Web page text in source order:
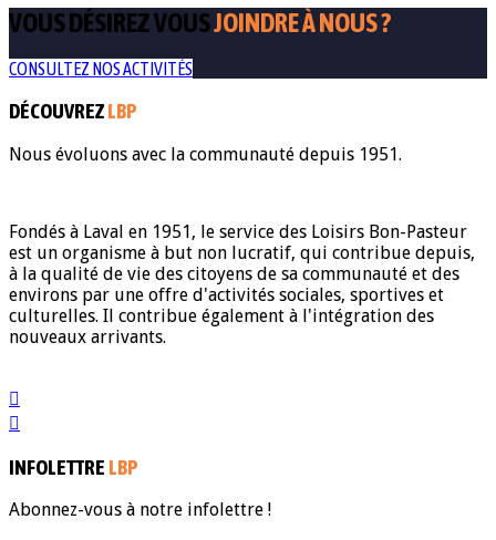
VOUS DÉSIREZ VOUSJOINDRE À NOUS ?
CONSULTEZ NOS ACTIVITÉS
DÉCOUVREZLBP
Nous évoluons avec la communauté depuis 1951.
Fondés à Laval en 1951, le service des Loisirs Bon-Pasteur
est un organisme à but non lucratif, qui contribue depuis,
à la qualité de vie des citoyens de sa communauté et des
environs par une offre d'activités sociales, sportives et
culturelles. Il contribue également à l'intégration des
nouveaux arrivants.
INFOLETTRE LBP
Abonnez-vous à notre infolettre !